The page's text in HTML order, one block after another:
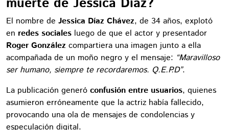
El nombre de Jessica Díaz Chávez, de 34 años, explotó
en redes sociales luego de que el actor y presentador
Roger González compartiera una imagen junto a ella
acompañada de un moño negro y el mensaje: “Maravilloso
ser humano, siempre te recordaremos. Q.E.P.D”.
La publicación generó confusión entre usuarios, quienes
asumieron erróneamente que la actriz había fallecido,
provocando una ola de mensajes de condolencias y
especulación digital.